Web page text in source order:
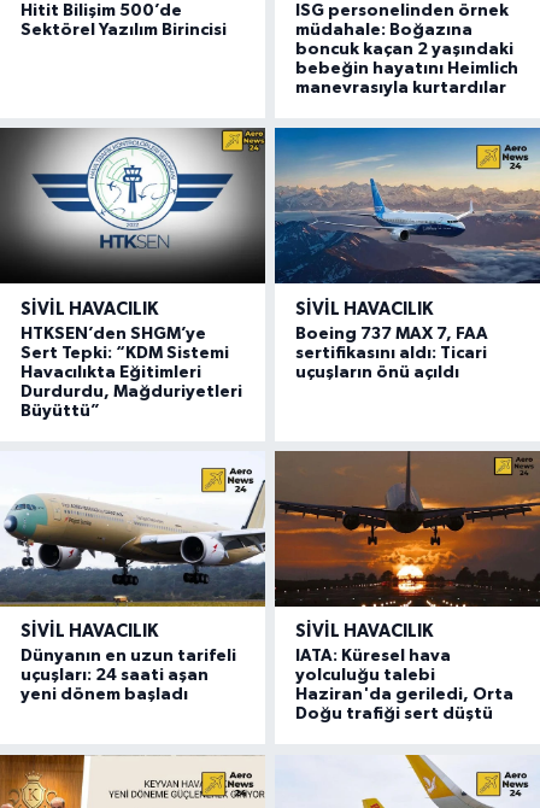
Hitit Bilişim 500’de
Sektörel Yazılım Birincisi
ISG personelinden örnek
müdahale: Boğazına
boncuk kaçan 2 yaşındaki
bebeğin hayatını Heimlich
manevrasıyla kurtardılar
SIVIL HAVACILIK
HTKSEN’den SHGM’ye
Sert Tepki: “KDM Sistemi
Havacılıkta Eğitimleri
Durdurdu, Mağduriyetleri
Büyüttü”
SIVIL HAVACILIK
Boeing 737 MAX 7, FAA
sertifikasını aldı: Ticari
uçuşların önü açıldı
SIVIL HAVACILIK
Dünyanın en uzun tarifeli
uçuşları: 24 saati aşan
yeni dönem başladı
SIVIL HAVACILIK
IATA: Küresel hava
yolculuğu talebi
Haziran'da geriledi, Orta
Doğu trafiği sert düştü